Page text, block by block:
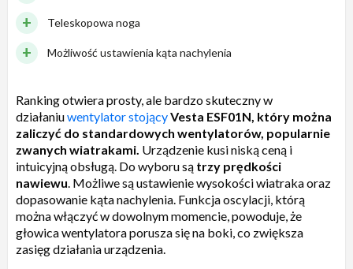
Teleskopowa noga
Możliwość ustawienia kąta nachylenia
Ranking otwiera prosty, ale bardzo skuteczny w
działaniuwentylator stojącyVesta ESF01N , który można
zaliczyć do standardowych wentylatorów, popularnie
zwanych wiatrakami. Urządzenie kusi niską ceną i
intuicyjną obsługą. Do wyboru są trzy prędkości
nawiewu . Możliwe są ustawienie wysokości wiatraka oraz
dopasowanie kąta nachylenia. Funkcja oscylacji, którą
można włączyć w dowolnym momencie, powoduje, że
głowica wentylatora porusza się na boki, co zwiększa
zasięg działania urządzenia.